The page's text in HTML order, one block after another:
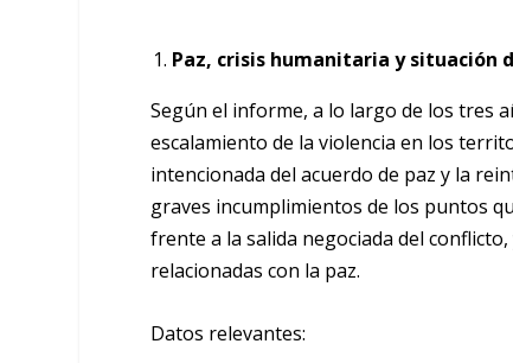
Paz, crisis humanitaria y situación
Según el informe, a lo largo de los tres
escalamiento de la violencia en los
intencionada del acuerdo de paz y la
graves incumplimientos de los puntos
frente a la salida negociada del
relacionadas con la paz.
Datos relevantes: